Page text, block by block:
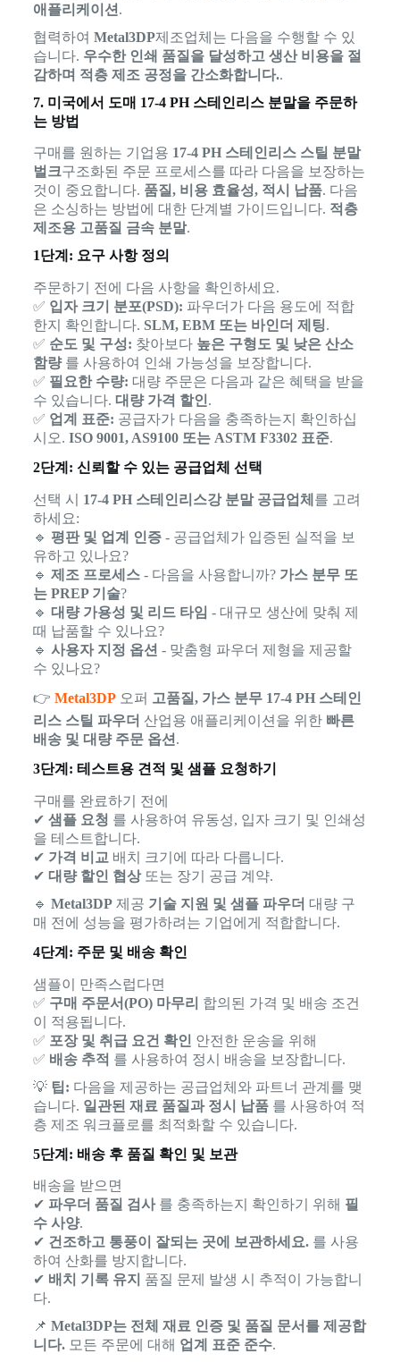
애플리케이션 .
협력하여 Metal3DP제조업체는 다음을 수행할 수 있
습니다. 우수한 인쇄 품질을 달성하고 생산 비용을 절
감하며 적층 제조 공정을 간소화합니다..
7. 미국에서 도매 17-4 PH 스테인리스 분말을 주문하
는 방법
구매를 원하는 기업용 17-4 PH 스테인리스 스틸 분말
벌크구조화된 주문 프로세스를 따라 다음을 보장하는
것이 중요합니다. 품질, 비용 효율성, 적시 납품. 다음
은 소싱하는 방법에 대한 단계별 가이드입니다. 적층
제조용 고품질 금속 분말.
1단계: 요구 사항 정의
주문하기 전에 다음 사항을 확인하세요.
✅ 입자 크기 분포(PSD): 파우더가 다음 용도에 적합
한지 확인합니다. SLM, EBM 또는 바인더 제팅.
✅ 순도 및 구성: 찾아보다 높은 구형도 및 낮은 산소
함량를 사용하여 인쇄 가능성을 보장합니다.
✅ 필요한 수량: 대량 주문은 다음과 같은 혜택을 받을
수 있습니다. 대량 가격 할인.
✅ 업계 표준: 공급자가 다음을 충족하는지 확인하십
시오. ISO 9001, AS9100 또는 ASTM F3302 표준.
2단계: 신뢰할 수 있는 공급업체 선택
선택 시 17-4 PH 스테인리스강 분말 공급업체 를 고려
하세요:
🔹 평판 및 업계 인증- 공급업체가 입증된 실적을 보
유하고 있나요?
🔹 제조 프로세스- 다음을 사용합니까? 가스 분무 또
는 PREP 기술?
🔹 대량 가용성 및 리드 타임 - 대규모 생산에 맞춰 제
때 납품할 수 있나요?
🔹 사용자 지정 옵션 - 맞춤형 파우더 제형을 제공할
수 있나요?
👉 Metal3DP오퍼 고품질, 가스 분무 17-4 PH 스테인
리스 스틸 파우더 산업용 애플리케이션을 위한 빠른
배송 및 대량 주문 옵션 .
3단계: 테스트용 견적 및 샘플 요청하기
구매를 완료하기 전에
✔ 샘플 요청 를 사용하여 유동성, 입자 크기 및 인쇄성
을 테스트합니다.
✔ 가격 비교 배치 크기에 따라 다릅니다.
✔ 대량 할인 협상또는 장기 공급 계약.
🔹 Metal3DP제공 기술 지원 및 샘플 파우더 대량 구
매 전에 성능을 평가하려는 기업에게 적합합니다.
4단계: 주문 및 배송 확인
샘플이 만족스럽다면
✅ 구매 주문서(PO) 마무리 합의된 가격 및 배송 조건
이 적용됩니다.
✅ 포장 및 취급 요건 확인 안전한 운송을 위해
✅ 배송 추적 를 사용하여 정시 배송을 보장합니다.
💡 팁: 다음을 제공하는 공급업체와 파트너 관계를 맺
습니다. 일관된 재료 품질과 정시 납품를 사용하여 적
층 제조 워크플로를 최적화할 수 있습니다.
5단계: 배송 후 품질 확인 및 보관
배송을 받으면
✔ 파우더 품질 검사를 충족하는지 확인하기 위해 필
수 사양.
✔ 건조하고 통풍이 잘되는 곳에 보관하세요.를 사용
하여 산화를 방지합니다.
✔ 배치 기록 유지 품질 문제 발생 시 추적이 가능합니
다.
📌 Metal3DP는 전체 재료 인증 및 품질 문서를 제공합
니다.모든 주문에 대해 업계 표준 준수.